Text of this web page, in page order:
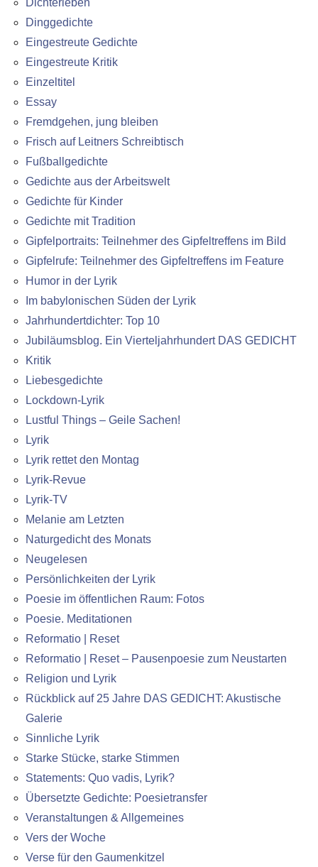
Dinggedichte
Eingestreute Gedichte
Eingestreute Kritik
Einzeltitel
Essay
Fremdgehen, jung bleiben
Frisch auf Leitners Schreibtisch
Fußballgedichte
Gedichte aus der Arbeitswelt
Gedichte für Kinder
Gedichte mit Tradition
Gipfelportraits: Teilnehmer des Gipfeltreffens im Bild
Gipfelrufe: Teilnehmer des Gipfeltreffens im Feature
Humor in der Lyrik
Im babylonischen Süden der Lyrik
Jahrhundertdichter: Top 10
Jubiläumsblog. Ein Vierteljahrhundert DAS GEDICHT
Kritik
Liebesgedichte
Lockdown-Lyrik
Lustful Things – Geile Sachen!
Lyrik
Lyrik rettet den Montag
Lyrik-Revue
Lyrik-TV
Melanie am Letzten
Naturgedicht des Monats
Neugelesen
Persönlichkeiten der Lyrik
Poesie im öffentlichen Raum: Fotos
Poesie. Meditationen
Reformatio | Reset
Reformatio | Reset – Pausenpoesie zum Neustarten
Religion und Lyrik
Rückblick auf 25 Jahre DAS GEDICHT: Akustische
Galerie
Sinnliche Lyrik
Starke Stücke, starke Stimmen
Statements: Quo vadis, Lyrik?
Übersetzte Gedichte: Poesietransfer
Veranstaltungen & Allgemeines
Vers der Woche
Verse für den Gaumenkitzel